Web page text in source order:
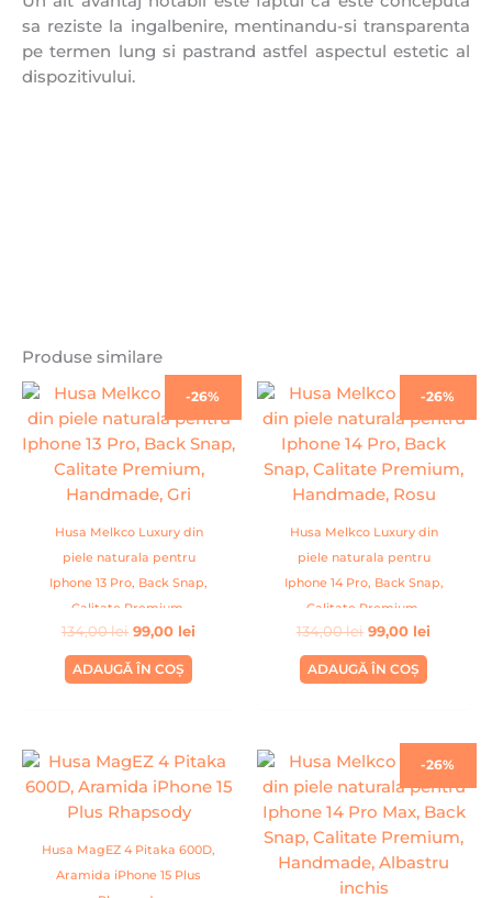
sa reziste la ingalbenire, mentinandu-si transparenta
pe termen lung si pastrand astfel aspectul estetic al
dispozitivului.
Produse similare
-26%
Husa Melkco Luxury din
piele naturala pentru
Iphone 13 Pro, Back Snap,
Calitate Premium,
Handmade, Gri
134,00lei
Prețul
a
fost:
134,00 lei.
99,00 lei
Prețul
este:
99,00 lei.
ADAUGĂ ÎN COȘ
-26%
Husa Melkco Luxury din
piele naturala pentru
Iphone 14 Pro, Back Snap,
Calitate Premium,
Handmade, Rosu
134,00lei
Prețul
a
fost:
134,00 lei.
99,00 lei
Prețul
este:
99,00
ADAUGĂ ÎN COȘ
Husa MagEZ 4 Pitaka 600D,
Aramida iPhone 15 Plus
-26%
Prețul
a
fost:
134,00 lei.
Prețul
este:
99,00